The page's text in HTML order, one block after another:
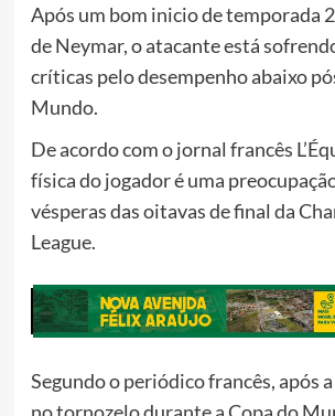
Após um bom inicio de temporada
de Neymar, o atacante está
críticas pelo desempenho abaixo
Mundo.
De acordo com o jornal francês
física do jogador é uma
vésperas das oitavas de final da
League.
Segundo o periódico francês, após